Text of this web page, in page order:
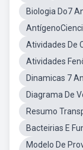
Biologia Do7
Atividades De
Atividades
Dinamicas 7
Diagrama De
Resumo
Bacteirias E
Modelo De